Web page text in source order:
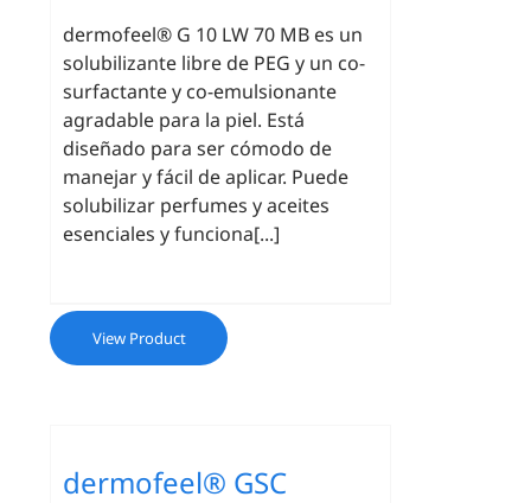
dermofeel® G 10 LW 70 MB es un
solubilizante libre de PEG y un co-
surfactante y co-emulsionante
agradable para la piel. Está
diseñado para ser cómodo de
manejar y fácil de aplicar. Puede
solubilizar perfumes y aceites
esenciales y funciona[...]
View Product
dermofeel® GSC